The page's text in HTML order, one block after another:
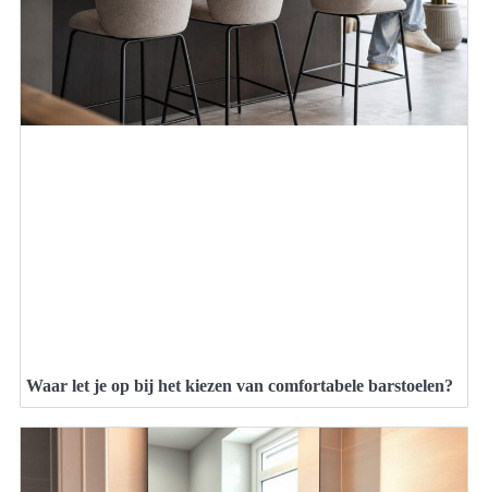
Waar let je op bij het kiezen van comfortabele barstoelen?